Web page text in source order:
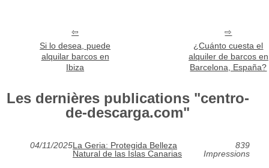
Si lo desea, puede
alquilar barcos en
Ibiza
¿Cuánto cuesta el
alquiler de barcos en
Barcelona, España?
Les dernières publications "centro-
de-descarga.com"
04/11/2025La Geria: Protegida Belleza
Natural de las Islas Canarias
839
Impressions